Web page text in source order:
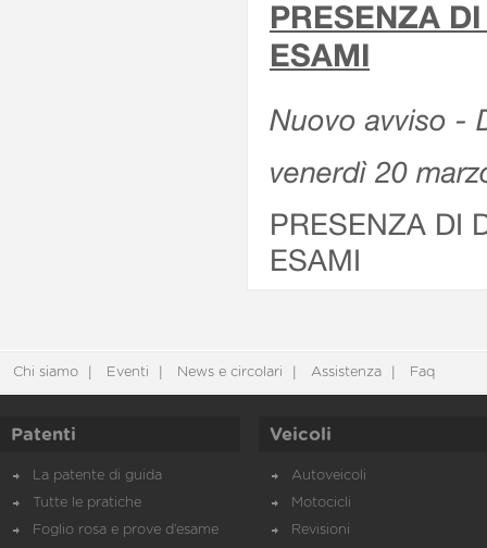
PRESENZA
ESAMI
Nuovo avviso -
venerdì 20
PRESENZA DI
ESAMI
Chi siamo Eventi News e circolari Assistenza Faq
Patenti
La patente di guida
Tutte le pratiche
Foglio rosa e prove d’esame
Veicoli
Autoveicoli
Motocicli
Revisioni